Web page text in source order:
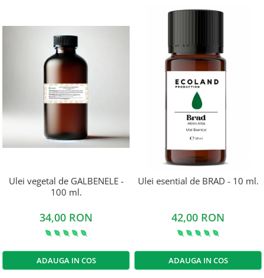
Ulei vegetal de GALBENELE -
100 ml.
34,00 RON
ADAUGA IN COS
Ulei esential de BRAD - 10 ml.
42,00 RON
ADAUGA IN COS